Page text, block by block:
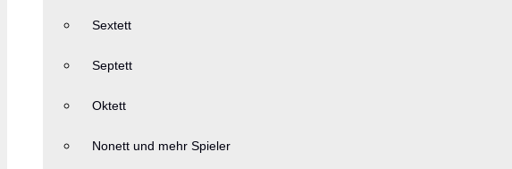
Sextett
Septett
Oktett
Nonett und mehr Spieler